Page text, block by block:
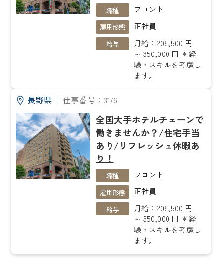
職種 フロント
雇用形態 正社員
給与
月給：208,500 円
～ 350,000 円 ＊経
験・スキルを考慮し
ます。
長野県｜ 仕事番号：3176
全国大手ホテルチェーンで
働きませんか？/住宅手当
あり/リフレッシュ休暇あ
り！
職種 フロント
雇用形態 正社員
給与
月給：208,500 円
～ 350,000 円 ＊経
験・スキルを考慮し
ます。